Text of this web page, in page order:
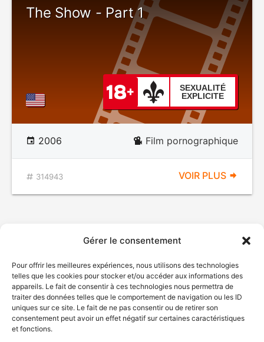
Gérer le consentement
Pour offrir les meilleures expériences, nous utilisons des technologies
telles que les cookies pour stocker et/ou accéder aux informations des
appareils. Le fait de consentir à ces technologies nous permettra de
traiter des données telles que le comportement de navigation ou les ID
uniques sur ce site. Le fait de ne pas consentir ou de retirer son
consentement peut avoir un effet négatif sur certaines caractéristiques
et fonctions.
The Show - Part 1
SEXUALITÉ
EXPLICITE
2006 Film pornographique
314943 VOIR PLUS